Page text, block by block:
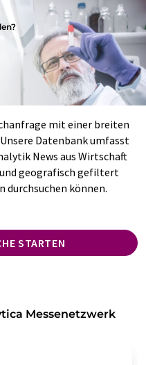
mit einer breiten
Datenbank umfasst
News aus Wirtschaft
geografisch gefiltert
durchsuchen können.
STARTEN
Messenetzwerk